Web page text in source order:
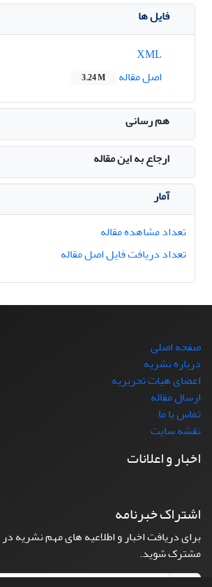
فایل ها
اصل مقاله
3.24 M
هم رسانی
ارجاع به این مقاله
آمار
تعداد مشاهده مقاله
تعداد دریافت فایل اصل مقاله
صفحه اصلی
درباره نشریه
اعضای هیات تحریریه
ارسال مقاله
تماس با ما
نقشه سایت
اخبار و اعلانات
اشتراک خبرنامه
برای دریافت اخبار و اطلاعیه های مهم نشریه
مشترک شوید.